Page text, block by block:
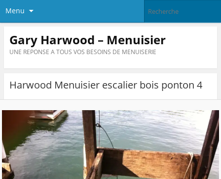
Menu
Gary Harwood – Menuisier
UNE REPONSE A TOUS VOS BESOINS DE MENUISERIE
Harwood Menuisier escalier bois ponton 4